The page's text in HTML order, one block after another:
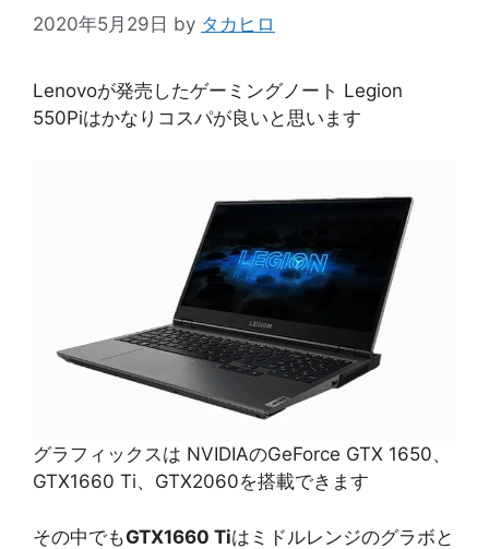
2020年5月29日 by タカヒロ
Lenovoが発売したゲーミングノート Legion
550Piはかなりコスパが良いと思います
グラフィックスは NVIDIAのGeForce GTX 1650、
GTX1660 Ti、GTX2060を搭載できます
その中でもGTX1660 Tiはミドルレンジのグラボと